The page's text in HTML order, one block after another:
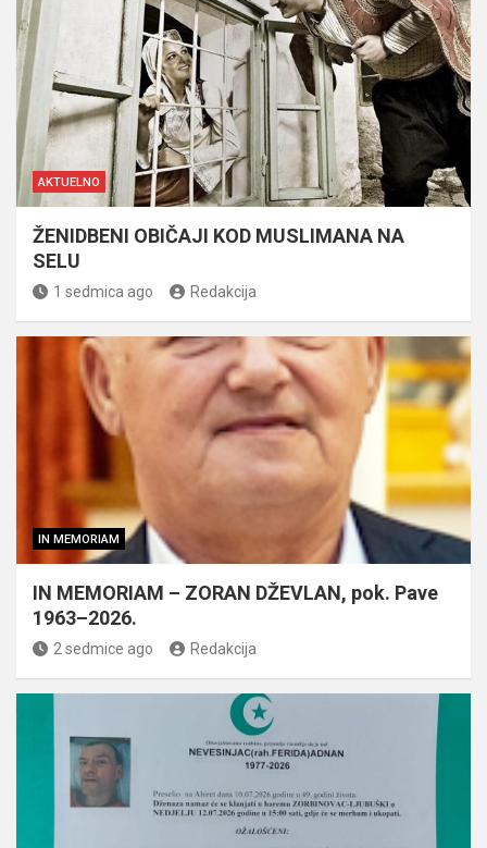
AKTUELNO
ŽENIDBENI OBIČAJI KOD MUSLIMANA NA
SELU
1 sedmica ago Redakcija
IN MEMORIAM
IN MEMORIAM – ZORAN DŽEVLAN, pok. Pave
1963–2026.
2 sedmice ago Redakcija